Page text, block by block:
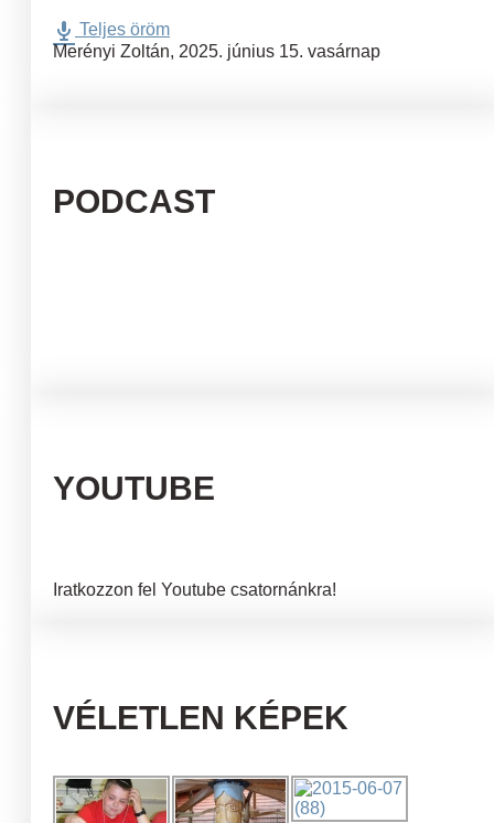
Teljes öröm
Merényi Zoltán, 2025. június 15. vasárnap
PODCAST
YOUTUBE
Iratkozzon fel Youtube csatornánkra!
VÉLETLEN KÉPEK